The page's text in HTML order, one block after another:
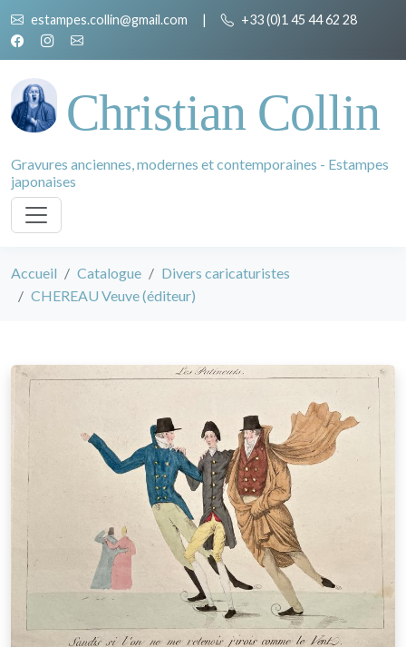
estampes.collin@gmail.com | +33 (0)1 45 44 62 28
Christian Collin
Gravures anciennes, modernes et contemporaines - Estampes
japonaises
Accueil Catalogue
Divers caricaturistes
CHEREAU Veuve (éditeur)